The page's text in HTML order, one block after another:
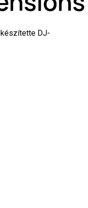
készítette DJ-